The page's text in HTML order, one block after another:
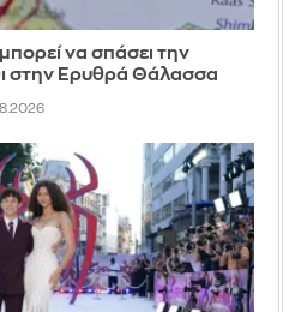
να σπάσει την
στην Ερυθρά Θάλασσα